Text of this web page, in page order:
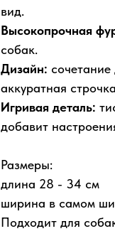
вид.
Высокопрочная
собак.
Дизайн:
аккуратная
Игривая деталь:
добавит
Размеры:
длина 28 - 34 см
ширина в самом
Подходит для